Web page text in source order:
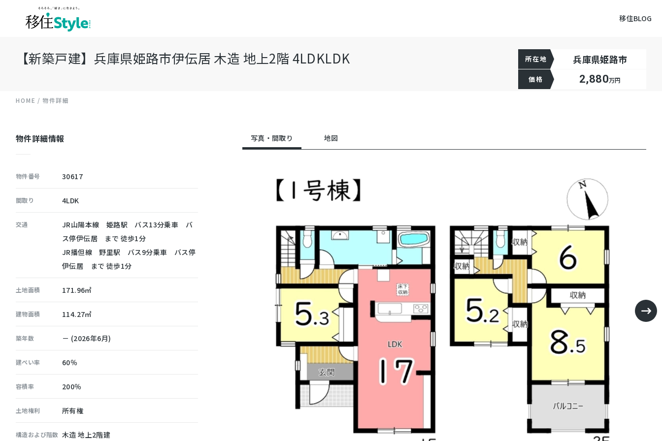
移住BLOG
【新築戸建】兵庫県姫路市伊伝居 木造 地上2階 4LDKLDK 所在地 兵庫県姫路市
価格 2,880万円
HOME 物件詳細
写真・間取り 地図
物件詳細情報
物件番号 30617
間取り 4LDK
交通
JR山陽本線 姫路駅 バス13分乗車 バ
ス停伊伝居 まで 徒歩1分
JR播但線 野里駅 バス9分乗車 バス停
伊伝居 まで 徒歩1分
土地面積 171.96㎡
建物面積 114.27㎡
築年数 － (2026年6月)
建ぺい率 60％
容積率 200％
土地権利 所有権
構造および階数 木造 地上2階建